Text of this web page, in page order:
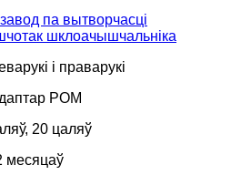
завод па вытворчасці
шклоачышчальніка
і праварукі
POM
20 цаляў
месяцаў